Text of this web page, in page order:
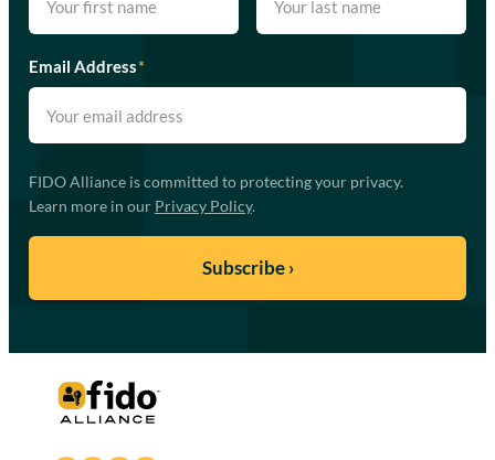
Email Address*
FIDO Alliance is committed to protecting your privacy.
Learn more in our Privacy Policy.